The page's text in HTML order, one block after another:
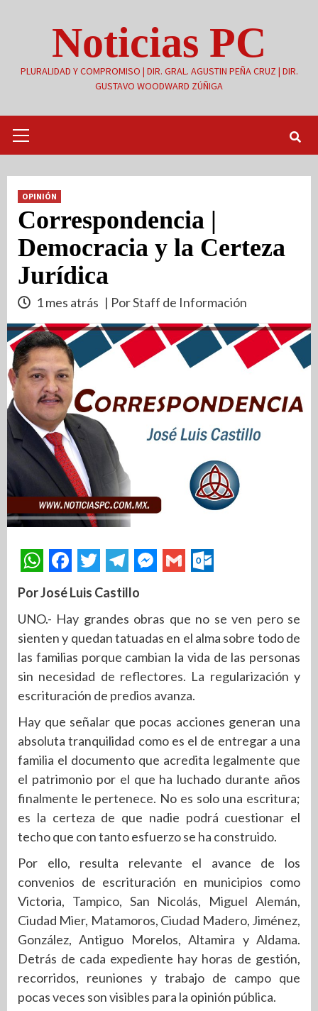
Noticias PC
PLURALIDAD Y COMPROMISO | DIR. GRAL. AGUSTIN PEÑA CRUZ | DIR.
GUSTAVO WOODWARD ZÚÑIGA
primario
OPINIÓN
Correspondencia |
Democracia y la Certeza
Jurídica
1 mes atrás | Por Staff de Información
Por José Luis Castillo
UNO.- Hay grandes obras que no se ven pero se
sienten y quedan tatuadas en el alma sobre todo de
las familias porque cambian la vida de las personas
sin necesidad de reflectores. La regularización y
escrituración de predios avanza.
Hay que señalar que pocas acciones generan una
absoluta tranquilidad como es el de entregar a una
familia el documento que acredita legalmente que
el patrimonio por el que ha luchado durante años
finalmente le pertenece. No es solo una escritura;
es la certeza de que nadie podrá cuestionar el
techo que con tanto esfuerzo se ha construido.
Por ello, resulta relevante el avance de los
convenios de escrituración en municipios como
Victoria, Tampico, San Nicolás, Miguel Alemán,
Ciudad Mier, Matamoros, Ciudad Madero, Jiménez,
González, Antiguo Morelos, Altamira y Aldama.
Detrás de cada expediente hay horas de gestión,
recorridos, reuniones y trabajo de campo que
pocas veces son visibles para la opinión pública.